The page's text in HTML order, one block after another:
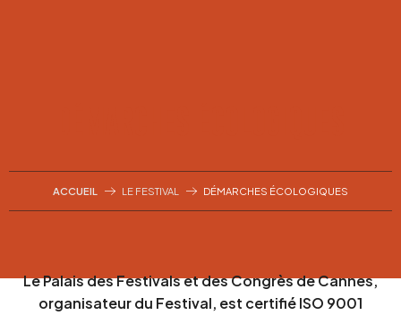
ACCUEIL LE FESTIVAL DÉMARCHES ÉCOLOGIQUES
Le Palais des Festivals et des Congrès de Cannes,
organisateur du Festival, est certifié ISO 9001